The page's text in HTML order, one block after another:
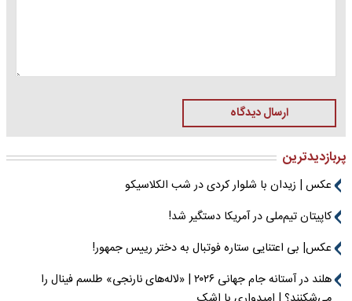
ارسال دیدگاه
پربازدیدترین
عکس | زیدان با شلوار کردی در شب الکلاسیکو
کاپیتان تیم‌ملی در آمریکا دستگیر شد!
عکس| بی اعتنایی ستاره فوتبال به دختر رییس جمهور!
هلند در آستانه جام جهانی ۲۰۲۶ | «لاله‌های نارنجی» طلسم فینال را